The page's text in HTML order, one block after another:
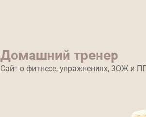
Домашний тренер
Сайт о фитнесе, упражнениях, ЗОЖ и